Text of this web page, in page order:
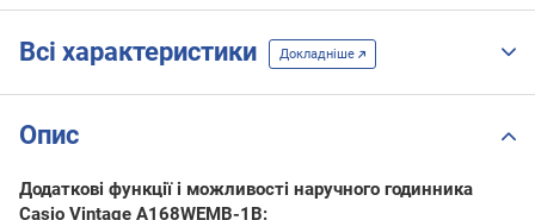
Всі характеристики Докладніше
Опис
Додаткові функції і можливості наручного годинника
Casio Vintage A168WEMB-1B: